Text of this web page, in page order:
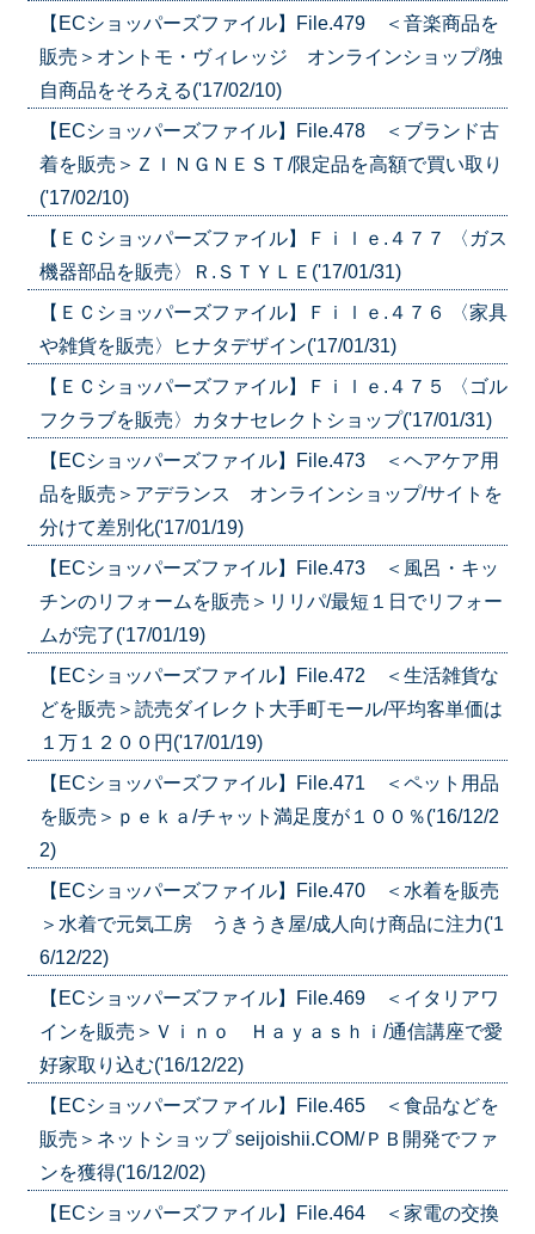
【ECショッパーズファイル】File.479 ＜音楽商品を
販売＞オントモ・ヴィレッジ オンラインショップ/独
自商品をそろえる('17/02/10)
【ECショッパーズファイル】File.478 ＜ブランド古
着を販売＞ＺＩＮＧＮＥＳＴ/限定品を高額で買い取り
('17/02/10)
【ＥＣショッパーズファイル】Ｆｉｌｅ.４７７ 〈ガス
機器部品を販売〉Ｒ.ＳＴＹＬＥ('17/01/31)
【ＥＣショッパーズファイル】Ｆｉｌｅ.４７６ 〈家具
や雑貨を販売〉ヒナタデザイン('17/01/31)
【ＥＣショッパーズファイル】Ｆｉｌｅ.４７５ 〈ゴル
フクラブを販売〉カタナセレクトショップ('17/01/31)
【ECショッパーズファイル】File.473 ＜ヘアケア用
品を販売＞アデランス オンラインショップ/サイトを
分けて差別化('17/01/19)
【ECショッパーズファイル】File.473 ＜風呂・キッ
チンのリフォームを販売＞リリパ/最短１日でリフォー
ムが完了('17/01/19)
【ECショッパーズファイル】File.472 ＜生活雑貨な
どを販売＞読売ダイレクト大手町モール/平均客単価は
１万１２００円('17/01/19)
【ECショッパーズファイル】File.471 ＜ペット用品
を販売＞ｐｅｋａ/チャット満足度が１００％('16/12/2
2)
【ECショッパーズファイル】File.470 ＜水着を販売
＞水着で元気工房 うきうき屋/成人向け商品に注力('1
6/12/22)
【ECショッパーズファイル】File.469 ＜イタリアワ
インを販売＞Ｖｉｎｏ Ｈａｙａｓｈｉ/通信講座で愛
好家取り込む('16/12/22)
【ECショッパーズファイル】File.465 ＜食品などを
販売＞ネットショップ seijoishii.COM/ＰＢ開発でファ
ンを獲得('16/12/02)
【ECショッパーズファイル】File.464 ＜家電の交換